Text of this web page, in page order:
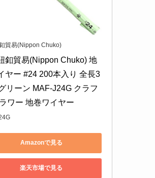
貿易(Nippon Chuko)
釦貿易(Nippon Chuko) 地
ヤー #24 200本入り 全長3
リーン MAF-J24G クラフ
ワー 地巻ワイヤー
Amazonで見る
楽天市場で見る